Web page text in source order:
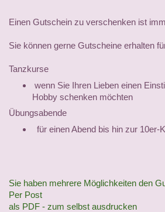
Einen Gutschein zu verschenken ist
Sie können gerne Gutscheine erhalten
Tanzkurse
wenn Sie Ihren Lieben einen
Hobby schenken möchten
Übungsabende
für einen Abend bis hin zur 10er-
Sie haben mehrere Möglichkeiten den
Per Post
als PDF - zum selbst ausdrucken